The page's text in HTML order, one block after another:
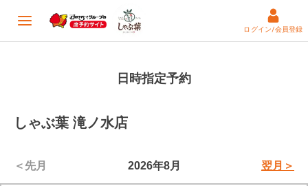
ログイン/会員登録
日時指定予約
しゃぶ葉 滝ノ水店
＜先月 2026年8月 翌月＞